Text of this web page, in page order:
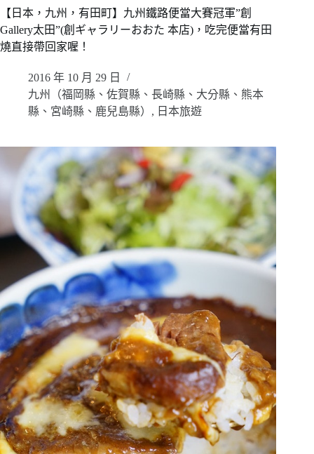
【日本，九州，有田町】九州鐵路便當大賽冠軍”創
Gallery太田”(創ギャラリーおおた 本店)，吃完便當有田
燒直接帶回家喔！
2016 年 10 月 29 日
九州（福岡縣、佐賀縣、長崎縣、大分縣、熊本
縣、宮崎縣、鹿兒島縣） , 日本旅遊